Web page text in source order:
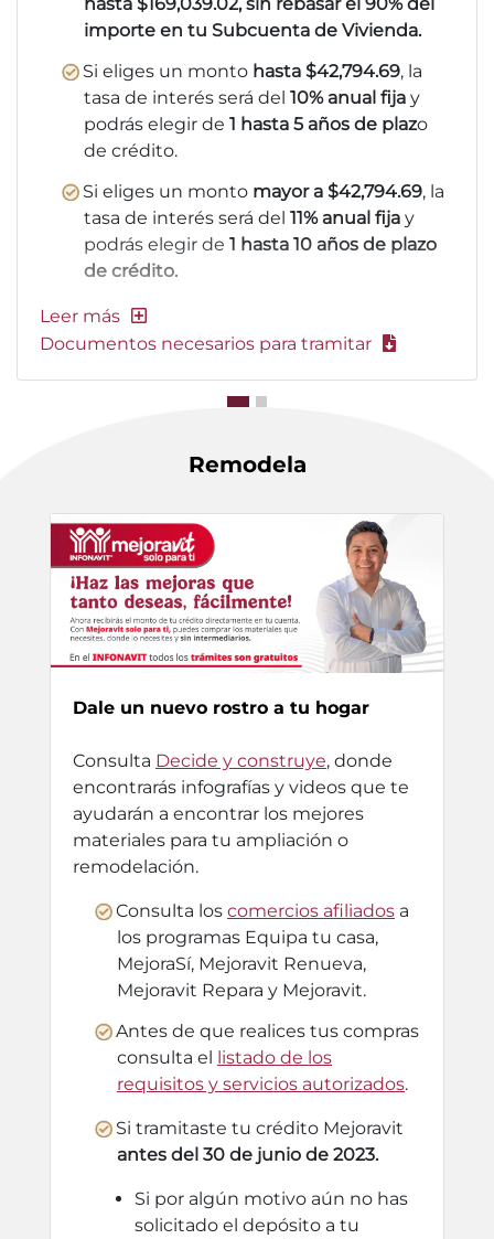
hasta $169,039.02, sin rebasar el 90% del
importe en tu Subcuenta de Vivienda.
Si eliges un monto hasta $42,794.69, la
tasa de interés será del 10% anual fija y
podrás elegir de 1 hasta 5 años de plazo
de crédito.
Si eliges un monto mayor a $42,794.69, la
tasa de interés será del 11% anual fija y
podrás elegir de 1 hasta 10 años de plazo
de crédito.
Documentos necesarios para tramitar
Remodela
Dale un nuevo rostro a tu hogar
Consulta Decide y construye, donde
encontrarás infografías y videos que te
ayudarán a encontrar los mejores
materiales para tu ampliación o
remodelación.
Consulta los comercios afiliados a
los programas Equipa tu casa,
MejoraSí, Mejoravit Renueva,
Mejoravit Repara y Mejoravit.
Antes de que realices tus compras
consulta el listado de los
requisitos y servicios autorizados.
Si tramitaste tu crédito Mejoravit
antes del 30 de junio de 2023.
Si por algún motivo aún no has
solicitado el depósito a tu